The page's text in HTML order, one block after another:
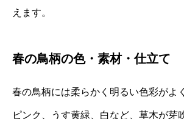
えます。
春の鳥柄の色・素材・仕立て
春の鳥柄には柔らかく明るい色彩がよ
ピンク、うす黄緑、白など、草木が芽